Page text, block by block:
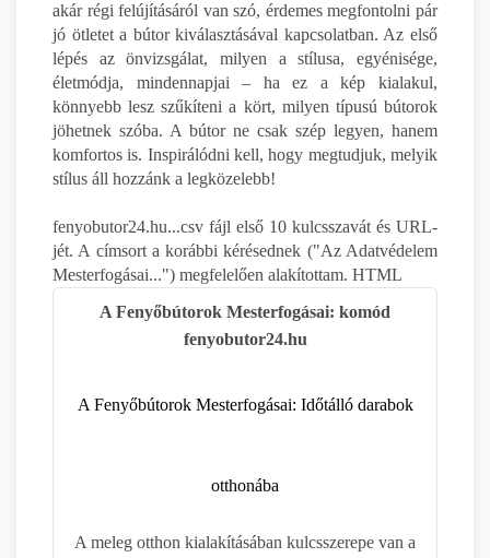
akár régi felújításáról van szó, érdemes megfontolni pár
jó ötletet a bútor kiválasztásával kapcsolatban. Az első
lépés az önvizsgálat, milyen a stílusa, egyénisége,
életmódja, mindennapjai – ha ez a kép kialakul,
könnyebb lesz szűkíteni a kört, milyen típusú bútorok
jöhetnek szóba. A bútor ne csak szép legyen, hanem
komfortos is. Inspirálódni kell, hogy megtudjuk, melyik
stílus áll hozzánk a legközelebb!
fenyobutor24.hu...csv fájl első 10 kulcsszavát és URL-
jét. A címsort a korábbi kérésednek ("Az Adatvédelem
Mesterfogásai...") megfelelően alakítottam. HTML
A Fenyőbútorok Mesterfogásai: komód
fenyobutor24.hu
A Fenyőbútorok Mesterfogásai: Időtálló darabok
otthonába
A meleg otthon kialakításában kulcsszerepe van a